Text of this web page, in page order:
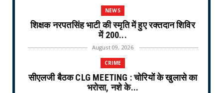
NEWS
शिक्षक नरपतसिंह भाटी की स्मृति में हुए रक्तदान शिविर
में 200...
August 09, 2026
CRIME
सीएलजी बैठक CLG MEETING : चोरियों के खुलासे का
भरोसा, नशे के...